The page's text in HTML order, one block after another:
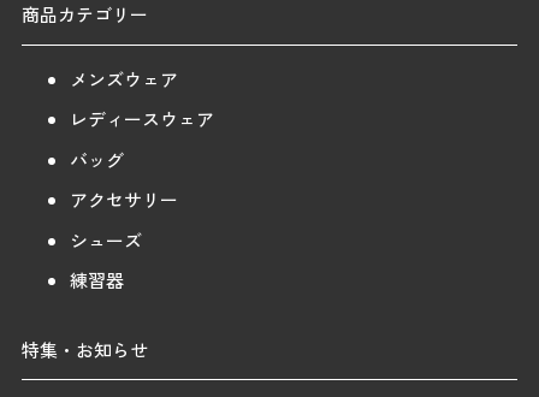
商品カテゴリー
メンズウェア
レディースウェア
バッグ
アクセサリー
シューズ
練習器
特集・お知らせ